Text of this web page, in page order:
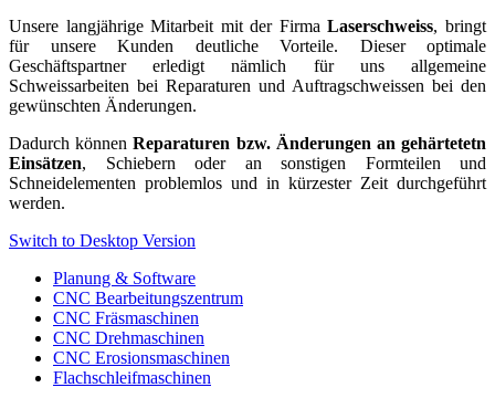
Unsere langjährige Mitarbeit mit der FirmaLaserschweiss, bringt
für unsere Kunden deutliche Vorteile. Dieser optimale
Geschäftspartner erledigt nämlich für uns allgemeine
Schweissarbeiten bei Reparaturen und Auftragschweissen bei den
gewünschten Änderungen.
Dadurch könnenReparaturen bzw. Änderungen an gehärtetetn
Einsätzen, Schiebern oder an sonstigen Formteilen und
Schneidelementen problemlos und in kürzester Zeit durchgeführt
werden.
Switch to Desktop Version
Planung & Software
CNC Bearbeitungszentrum
CNC Fräsmaschinen
CNC Drehmaschinen
CNC Erosionsmaschinen
Flachschleifmaschinen